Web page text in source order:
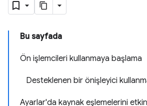
Bu sayfada
Ön işlemcileri kullanmaya başlama
Desteklenen bir önişleyici
Ayarlar'da kaynak eşlemelerini